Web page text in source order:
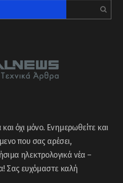
όχι μόνο. Ενημερωθείτε και
που σας αρέσει,
ηλεκτρολογικά νέα –
Σας ευχόμαστε καλή